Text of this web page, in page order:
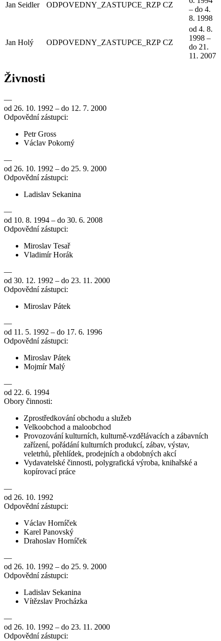
Jan Seidler ODPOVEDNY_ZASTUPCE_RZP CZ
– do 4.
8. 1998
Jan Holý ODPOVEDNY_ZASTUPCE_RZP CZ
od 4. 8.
1998 –
do 21.
11. 2007
Živnosti
—
od 26. 10. 1992 – do 12. 7. 2000
Odpovědní zástupci:
Petr Gross
Václav Pokorný
—
od 26. 10. 1992 – do 25. 9. 2000
Odpovědní zástupci:
Ladislav Sekanina
—
od 10. 8. 1994 – do 30. 6. 2008
Odpovědní zástupci:
Miroslav Tesař
Vladimír Horák
—
od 30. 12. 1992 – do 23. 11. 2000
Odpovědní zástupci:
Miroslav Pátek
—
od 11. 5. 1992 – do 17. 6. 1996
Odpovědní zástupci:
Miroslav Pátek
Mojmír Malý
—
od 22. 6. 1994
Obory činnosti:
Zprostředkování obchodu a služeb
Velkoobchod a maloobchod
Provozování kulturních, kulturně-vzdělávacích a zábavních
zařízení, pořádání kulturních produkcí, zábav, výstav,
veletrhů, přehlídek, prodejních a obdobných akcí
Vydavatelské činnosti, polygrafická výroba, knihařské a
kopírovací práce
—
od 26. 10. 1992
Odpovědní zástupci:
Václav Horníček
Karel Panovský
Drahoslav Horníček
—
od 26. 10. 1992 – do 25. 9. 2000
Odpovědní zástupci:
Ladislav Sekanina
Vítězslav Procházka
—
od 26. 10. 1992 – do 23. 11. 2000
Odpovědní zástupci: